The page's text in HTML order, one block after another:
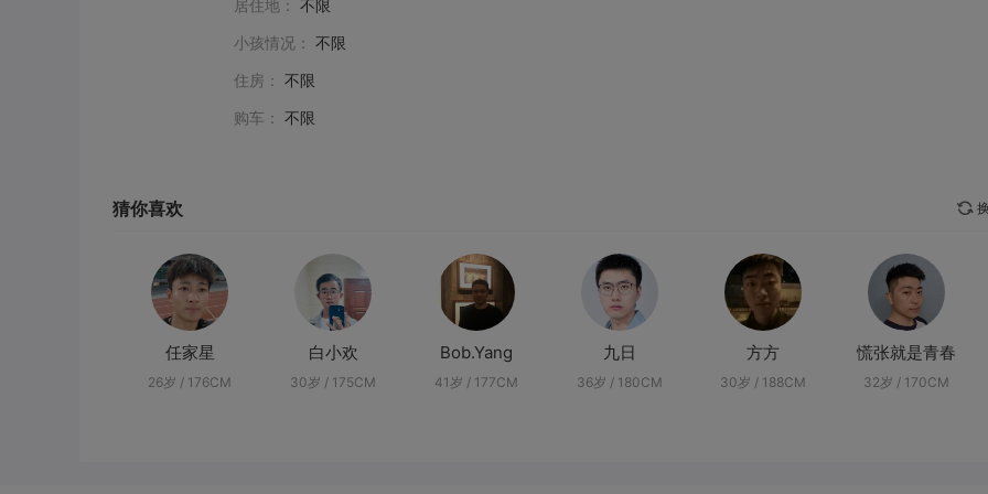
居住地： 不限
小孩情况： 不限
住房： 不限
购车： 不限
猜你喜欢
任家星
26岁 / 176CM
白小欢
30岁 / 175CM
Bob.Yang
41岁 / 177CM
九日
36岁 / 180CM
方方
30岁 / 188CM
慌张就是青春
32岁 / 170CM